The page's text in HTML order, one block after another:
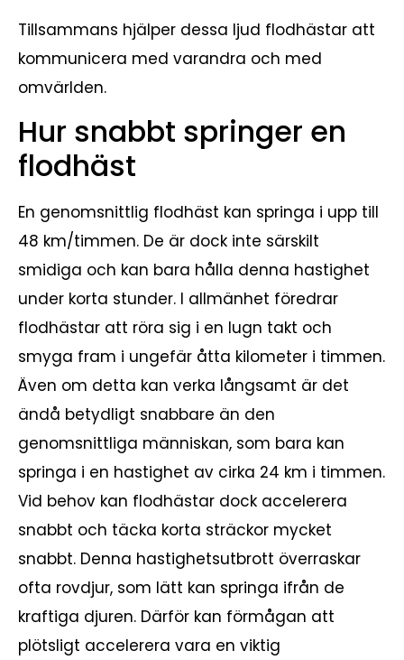
Tillsammans hjälper dessa ljud flodhästar att
kommunicera med varandra och med
omvärlden.
Hur snabbt springer en
flodhäst
En genomsnittlig flodhäst kan springa i upp till
48 km/timmen. De är dock inte särskilt
smidiga och kan bara hålla denna hastighet
under korta stunder. I allmänhet föredrar
flodhästar att röra sig i en lugn takt och
smyga fram i ungefär åtta kilometer i timmen.
Även om detta kan verka långsamt är det
ändå betydligt snabbare än den
genomsnittliga människan, som bara kan
springa i en hastighet av cirka 24 km i timmen.
Vid behov kan flodhästar dock accelerera
snabbt och täcka korta sträckor mycket
snabbt. Denna hastighetsutbrott överraskar
ofta rovdjur, som lätt kan springa ifrån de
kraftiga djuren. Därför kan förmågan att
plötsligt accelerera vara en viktig